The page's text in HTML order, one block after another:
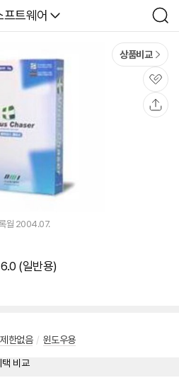
나와
프트웨어
검
색
상품비교
관
심
월 2004.07.
(일반용)
제한없음 / 윈도우용